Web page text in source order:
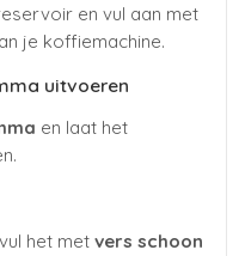
en vul aan met
je koffiemachine.
uitvoeren
en laat het
het met vers schoon